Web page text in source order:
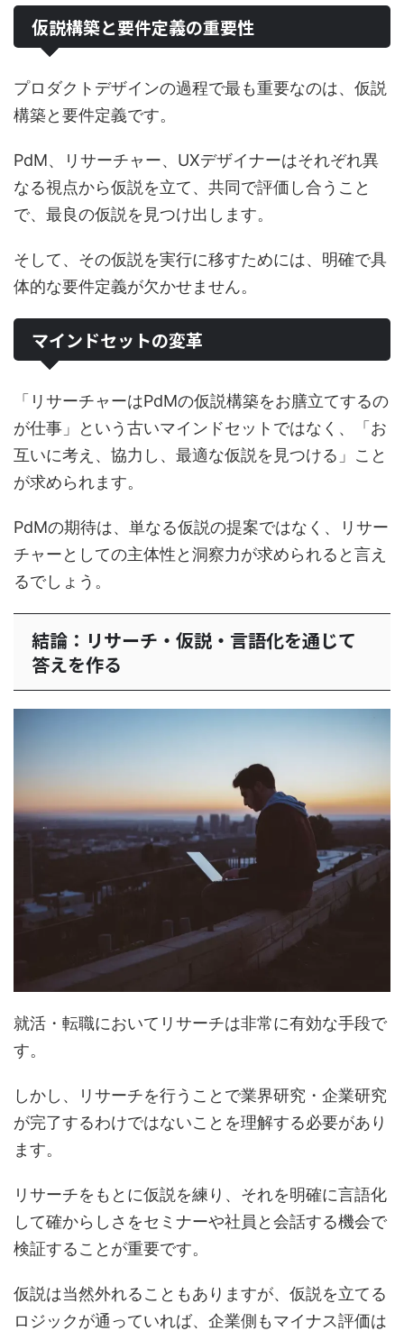
仮説構築と要件定義の重要性
プロダクトデザインの過程で最も重要なのは、仮説
構築と要件定義です。
PdM、リサーチャー、UXデザイナーはそれぞれ異
なる視点から仮説を立て、共同で評価し合うこと
で、最良の仮説を見つけ出します。
そして、その仮説を実行に移すためには、明確で具
体的な要件定義が欠かせません。
マインドセットの変革
「リサーチャーはPdMの仮説構築をお膳立てするの
が仕事」という古いマインドセットではなく、「お
互いに考え、協力し、最適な仮説を見つける」こと
が求められます。
PdMの期待は、単なる仮説の提案ではなく、リサー
チャーとしての主体性と洞察力が求められると言え
るでしょう。
結論：リサーチ・仮説・言語化を通じて
答えを作る
就活・転職においてリサーチは非常に有効な手段で
す。
しかし、リサーチを行うことで業界研究・企業研究
が完了するわけではないことを理解する必要があり
ます。
リサーチをもとに仮説を練り、それを明確に言語化
して確からしさをセミナーや社員と会話する機会で
検証することが重要です。
仮説は当然外れることもありますが、仮説を立てる
ロジックが通っていれば、企業側もマイナス評価は